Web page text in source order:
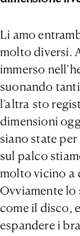
Li amo
molto diversi.
immerso
suonando
l’altra sto
dimensioni
siano state
sul palco
molto vicino a
Ovviamente lo
come il disco,
espandere i